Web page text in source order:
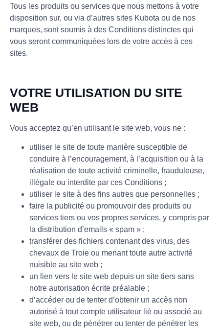
Tous les produits ou services que nous mettons à votre
disposition sur, ou via d’autres sites Kubota ou de nos
marques, sont soumis à des Conditions distinctes qui
vous seront communiquées lors de votre accès à ces
sites.
VOTRE UTILISATION DU SITE
WEB
Vous acceptez qu’en utilisant le site web, vous ne :
utiliser le site de toute manière susceptible de
conduire à l’encouragement, à l’acquisition ou à la
réalisation de toute activité criminelle, frauduleuse,
illégale ou interdite par ces Conditions ;
utiliser le site à des fins autres que personnelles ;
faire la publicité ou promouvoir des produits ou
services tiers ou vos propres services, y compris par
la distribution d’emails « spam » ;
transférer des fichiers contenant des virus, des
chevaux de Troie ou menant toute autre activité
nuisible au site web ;
un lien vers le site web depuis un site tiers sans
notre autorisation écrite préalable ;
d’accéder ou de tenter d’obtenir un accès non
autorisé à tout compte utilisateur lié ou associé au
site web, ou de pénétrer ou tenter de pénétrer les